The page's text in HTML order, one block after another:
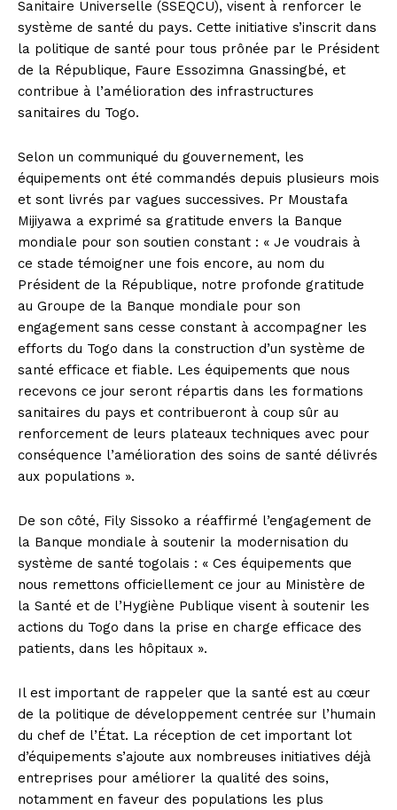
Sanitaire Universelle (SSEQCU), visent à renforcer le
système de santé du pays. Cette initiative s’inscrit dans
la politique de santé pour tous prônée par le Président
de la République, Faure Essozimna Gnassingbé, et
contribue à l’amélioration des infrastructures
sanitaires du Togo.
Selon un communiqué du gouvernement, les
équipements ont été commandés depuis plusieurs mois
et sont livrés par vagues successives. Pr Moustafa
Mijiyawa a exprimé sa gratitude envers la Banque
mondiale pour son soutien constant : « Je voudrais à
ce stade témoigner une fois encore, au nom du
Président de la République, notre profonde gratitude
au Groupe de la Banque mondiale pour son
engagement sans cesse constant à accompagner les
efforts du Togo dans la construction d’un système de
santé efficace et fiable. Les équipements que nous
recevons ce jour seront répartis dans les formations
sanitaires du pays et contribueront à coup sûr au
renforcement de leurs plateaux techniques avec pour
conséquence l’amélioration des soins de santé délivrés
aux populations ».
De son côté, Fily Sissoko a réaffirmé l’engagement de
la Banque mondiale à soutenir la modernisation du
système de santé togolais : « Ces équipements que
nous remettons officiellement ce jour au Ministère de
la Santé et de l’Hygiène Publique visent à soutenir les
actions du Togo dans la prise en charge efficace des
patients, dans les hôpitaux ».
Il est important de rappeler que la santé est au cœur
de la politique de développement centrée sur l’humain
du chef de l’État. La réception de cet important lot
d’équipements s’ajoute aux nombreuses initiatives déjà
entreprises pour améliorer la qualité des soins,
notamment en faveur des populations les plus